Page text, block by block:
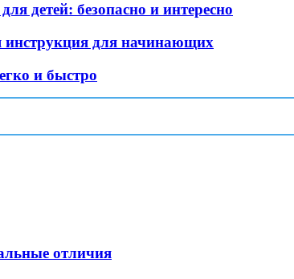
детей: безопасно и интересно
инструкция для начинающих
и быстро
отличия